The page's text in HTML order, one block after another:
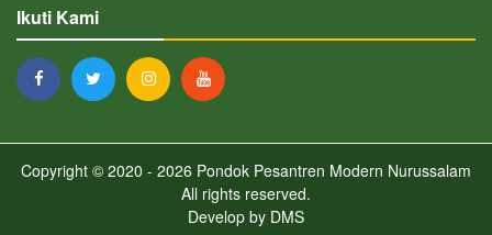
Ikuti Kami
Copyright © 2020 - 2026 Pondok Pesantren Modern Nurussalam
All rights reserved.
Develop by DMS